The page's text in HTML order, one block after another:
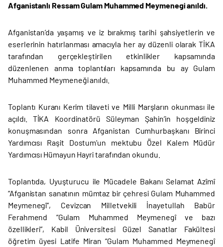
Afganistanlı Ressam Gulam Muhammed Meymenegi anıldı.
Afganistan’da yaşamış ve iz bırakmış tarihi şahsiyetlerin ve
eserlerinin hatırlanması amacıyla her ay düzenli olarak TİKA
tarafından gerçekleştirilen etkinlikler kapsamında
düzenlenen anma toplantıları kapsamında bu ay Gulam
Muhammed Meymeneği anıldı.
Toplantı Kuranı Kerim tilaveti ve Milli Marşların okunması ile
açıldı. TİKA Koordinatörü Süleyman Şahin’in hoşgeldiniz
konuşmasından sonra Afganistan Cumhurbaşkanı Birinci
Yardımcısı Raşit Dostum’un mektubu Özel Kalem Müdür
Yardımcısı Hümayun Hayri tarafından okundu.
Toplantıda, Uyuşturucu ile Mücadele Bakanı Selamat Azîmî
“Afganistan sanatının mümtaz bir çehresi Gulam Muhammed
Meymenegî”, Cevizcan Milletvekili İnayetullah Babür
Ferahmend “Gulam Muhammed Meymenegî ve bazı
özellikleri”, Kabil Üniversitesi Güzel Sanatlar Fakültesi
öğretim üyesi Latife Miran “Gulam Muhammed Meymenegî